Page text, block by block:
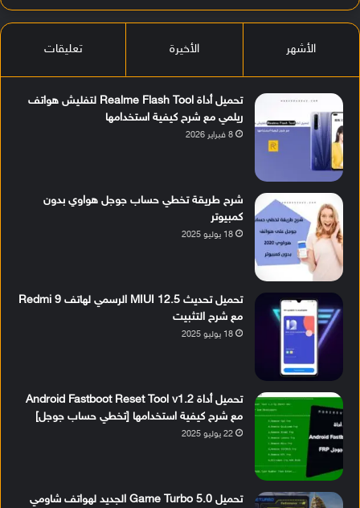
الأشهر الأخيرة تعليقات
تحميل أداة Realme Flash Tool لتفليش هواتف
ريلمي مع شرح كيفية استخدامها
8 فبراير 2026
شرح طريقة تخطي حساب جوجل هواوي بدون
كمبيوتر
18 يوليو 2025
تحميل تحديث MIUI 12.5 الرسمي لهاتف Redmi 9
مع شرح التثبيت
18 يوليو 2025
تحميل أداة Android Fastboot Reset Tool v1.2
مع شرح كيفية استخدامها [تخطي حساب جوجل]
22 يوليو 2025
تحميل Game Turbo 5.0 الجديد لهواتف شاومي